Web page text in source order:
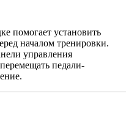
помогает установить
началом тренировки.
управления
педали-